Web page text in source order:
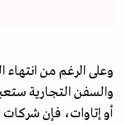
وعلى الرغم من انتهاء
والسفن التجارية
أو إتاوات، فإن شركات